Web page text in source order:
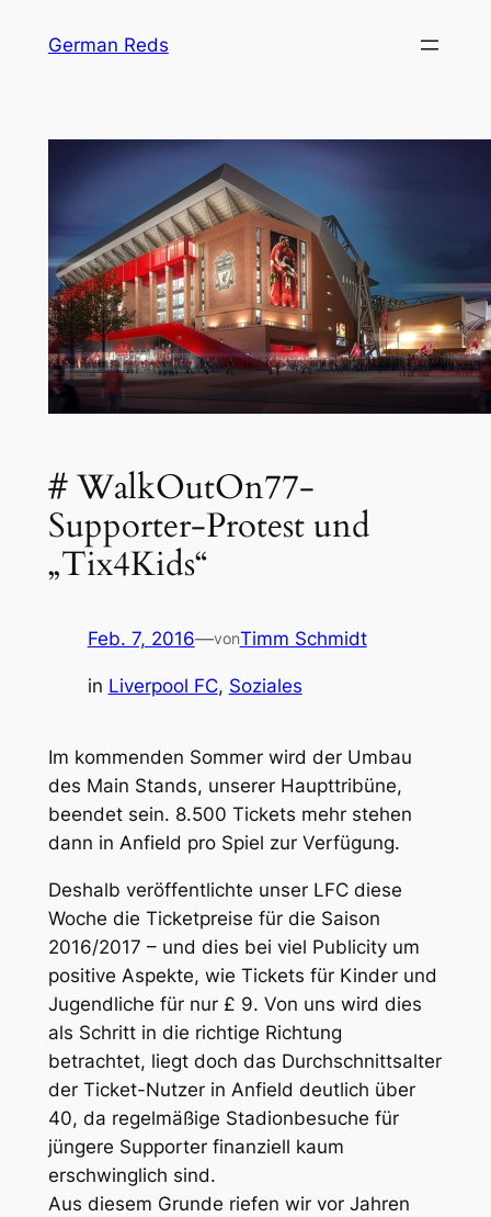
InhaltGerman Reds
# WalkOutOn77-
Supporter-Protest und
„Tix4Kids“
Feb. 7, 2016—vonTimm Schmidt
in Liverpool FC, Soziales
Im kommenden Sommer wird der Umbau
des Main Stands, unserer Haupttribüne,
beendet sein. 8.500 Tickets mehr stehen
dann in Anfield pro Spiel zur Verfügung.
Deshalb veröffentlichte unser LFC diese
Woche die Ticketpreise für die Saison
2016/2017 – und dies bei viel Publicity um
positive Aspekte, wie Tickets für Kinder und
Jugendliche für nur £ 9. Von uns wird dies
als Schritt in die richtige Richtung
betrachtet, liegt doch das Durchschnittsalter
der Ticket-Nutzer in Anfield deutlich über
40, da regelmäßige Stadionbesuche für
jüngere Supporter finanziell kaum
erschwinglich sind.
Aus diesem Grunde riefen wir vor Jahren